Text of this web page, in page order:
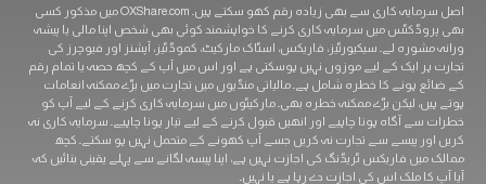
اصل سرمایہ کاری سے بھی زیادہ رقم کھو سکتے ہیں۔ OXShare.com میں مذکور کسی
بھی پروڈکٹس میں سرمایہ کاری کرنے کا خواہشمند کوئی بھی شخص اپنا مالی یا پیشہ
ورانہ مشورہ لے۔ سیکیورٹیز، فاریکس، اسٹاک مارکیٹ، کموڈٹیز، آپشنز اور فیوچرز کی
تجارت ہر ایک کے لیے موزوں نہیں ہوسکتی ہے اور اس میں آپ کے کچھ حصہ یا تمام رقم
کے ضائع ہونے کا خطرہ شامل ہے۔ مالیاتی منڈیوں میں تجارت میں بڑے ممکنہ انعامات
ہوتے ہیں، لیکن بڑے ممکنہ خطرہ بھی۔ مارکیٹوں میں سرمایہ کاری کرنے کے لیے آپ کو
خطرات سے آگاہ ہونا چاہیے اور انھیں قبول کرنے کے لیے تیار ہونا چاہیے۔ سرمایہ کاری نہ
کریں اور پیسے سے تجارت نہ کریں جسے آپ کھونے کے متحمل نہیں ہو سکتے۔ کچھ
ممالک میں فاریکس ٹریڈنگ کی اجازت نہیں ہے، اپنا پیسہ لگانے سے پہلے یقینی بنائیں کہ
آیا آپ کا ملک اس کی اجازت دے رہا ہے یا نہیں۔